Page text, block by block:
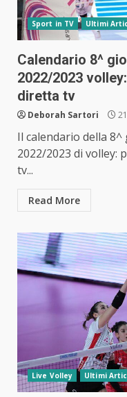
Sport in TV Ultimi
Calendario 8^
2022/2023
diretta tv
Deborah Sartori
Il calendario della 8^
2022/2023 di volley:
tv...
Read More
Live Volley Ultimi